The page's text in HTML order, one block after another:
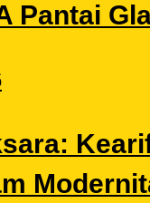
Pantai